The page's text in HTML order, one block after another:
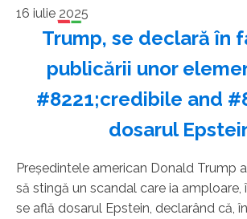
16 iulie 2025
Trump, se declară în
publicării unor
#8221;credibile and
dosarul
Preşedintele american Donald Trump
să stingă un scandal care ia amploare,
se află dosarul Epstein, declarând că,